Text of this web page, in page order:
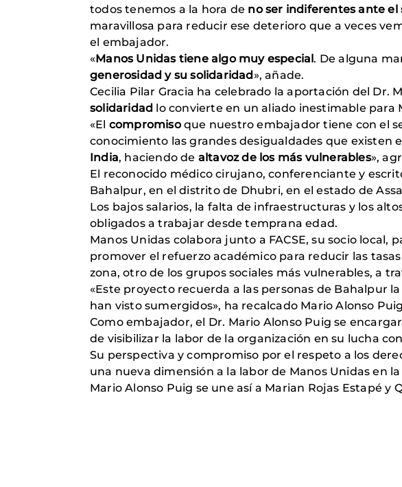
todos tenemos a la hora de no ser indiferentes ante
maravillosa para reducir ese deterioro que a veces
el embajador.
«Manos Unidas tiene algo muy especial. De alguna
generosidad y su solidaridad», añade.
Cecilia Pilar Gracia ha celebrado la aportación del Dr.
solidaridad lo convierte en un aliado inestimable para
«El compromisoque nuestro embajador tiene con el
conocimiento las grandes desigualdades que existen
India, haciendo de altavoz de los más vulnerables»,
El reconocido médico cirujano, conferenciante y
Bahalpur, en el distrito de Dhubri, en el estado de
Los bajos salarios, la falta de infraestructuras y los
obligados a trabajar desde temprana edad.
Manos Unidas colabora junto a FACSE, su socio
promover el refuerzo académico para reducir las
zona, otro de los grupos sociales más vulnerables, a
«Este proyecto recuerda a las personas de Bahalpur
han visto sumergidos», ha recalcado Mario Alonso
Como embajador, el Dr. Mario Alonso Puig se
de visibilizar la labor de la organización en su lucha
Su perspectiva y compromiso por el respeto a los
una nueva dimensión a la labor de Manos Unidas en
Mario Alonso Puig se une así a Marian Rojas Estapé y